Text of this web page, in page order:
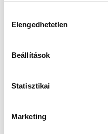
kiválasztása
Elengedhetetlen
Beállítások
Statisztikai
Marketing